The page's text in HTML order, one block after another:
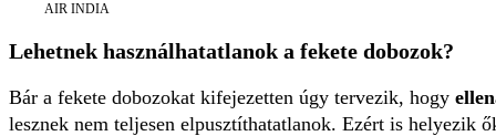
AIR INDIA
Lehetnek használhatatlanok a fekete dobozok?
Bár a fekete dobozokat kifejezetten úgy tervezik, hogy
lesznek nem teljesen elpusztíthatatlanok. Ezért is helyezik